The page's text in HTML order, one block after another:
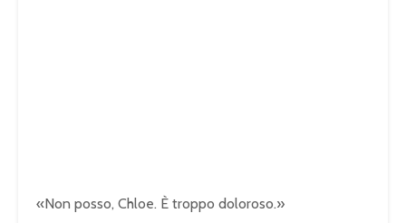
«Non posso, Chloe. È troppo doloroso.»